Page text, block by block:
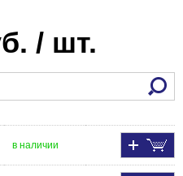
/ шт.
в наличии